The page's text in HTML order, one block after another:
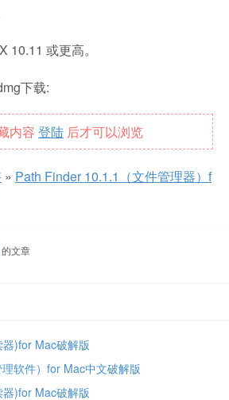
10.11 或更高。
下载:
内容 登陆 后才可以浏览
» Path Finder 10.1.1（文件管理器）f
的文章
)for Mac破解版
软件）for Mac中文破解版
)for Mac破解版